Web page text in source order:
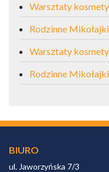
Warsztaty
Rodzinne
Warsztaty
Rodzinne
BIURO
ul. Jaworzyńska 7/3